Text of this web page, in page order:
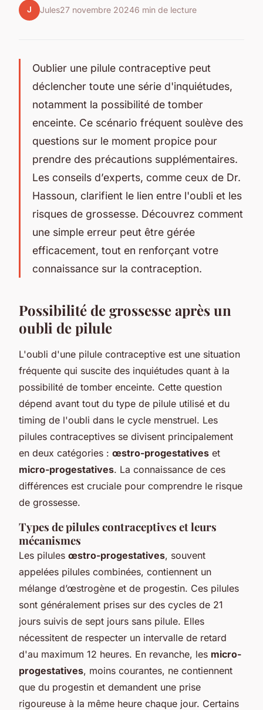
J Jules27 novembre 20246 min de lecture
Oublier une pilule contraceptive peut
déclencher toute une série d'inquiétudes,
notamment la possibilité de tomber
enceinte. Ce scénario fréquent soulève des
questions sur le moment propice pour
prendre des précautions supplémentaires.
Les conseils d’experts, comme ceux de Dr.
Hassoun, clarifient le lien entre l'oubli et les
risques de grossesse. Découvrez comment
une simple erreur peut être gérée
efficacement, tout en renforçant votre
connaissance sur la contraception.
Possibilité de grossesse après un
oubli de pilule
L'oubli d'une pilule contraceptive est une situation
fréquente qui suscite des inquiétudes quant à la
possibilité de tomber enceinte. Cette question
dépend avant tout du type de pilule utilisé et du
timing de l'oubli dans le cycle menstruel. Les
pilules contraceptives se divisent principalement
en deux catégories : œstro-progestatives et
micro-progestatives. La connaissance de ces
différences est cruciale pour comprendre le risque
de grossesse.
Types de pilules contraceptives et leurs
mécanismes
Les pilules œstro-progestatives, souvent
appelées pilules combinées, contiennent un
mélange d’œstrogène et de progestin. Ces pilules
sont généralement prises sur des cycles de 21
jours suivis de sept jours sans pilule. Elles
nécessitent de respecter un intervalle de retard
d'au maximum 12 heures. En revanche, les micro-
progestatives, moins courantes, ne contiennent
que du progestin et demandent une prise
rigoureuse à la même heure chaque jour. Certains